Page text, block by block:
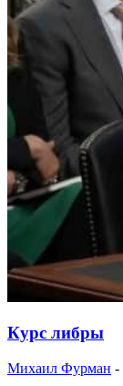
Курс либры
Михаил Фурман -